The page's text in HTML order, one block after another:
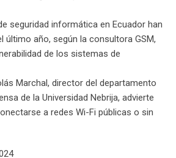
seguridad informática en Ecuador han
último año, según la consultora GSM,
de los sistemas de
Marchal, director del departamento
de la Universidad Nebrija, advierte
a redes Wi-Fi públicas o sin